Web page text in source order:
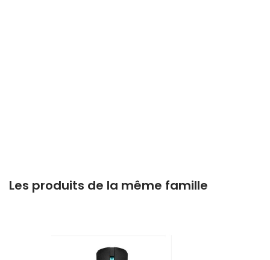
Les produits de la même famille